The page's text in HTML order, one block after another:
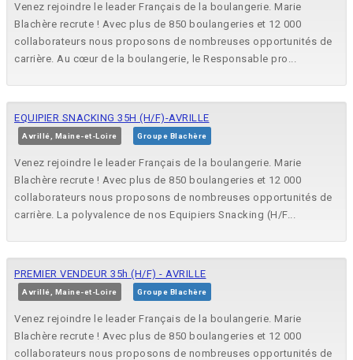
Venez rejoindre le leader Français de la boulangerie. Marie
Blachère recrute ! Avec plus de 850 boulangeries et 12 000
collaborateurs nous proposons de nombreuses opportunités de
carrière. Au cœur de la boulangerie, le Responsable pro...
EQUIPIER SNACKING 35H (H/F)-AVRILLE
Avrillé, Maine-et-Loire Groupe Blachère
Venez rejoindre le leader Français de la boulangerie. Marie
Blachère recrute ! Avec plus de 850 boulangeries et 12 000
collaborateurs nous proposons de nombreuses opportunités de
carrière. La polyvalence de nos Equipiers Snacking (H/F...
PREMIER VENDEUR 35h (H/F) - AVRILLE
Avrillé, Maine-et-Loire Groupe Blachère
Venez rejoindre le leader Français de la boulangerie. Marie
Blachère recrute ! Avec plus de 850 boulangeries et 12 000
collaborateurs nous proposons de nombreuses opportunités de